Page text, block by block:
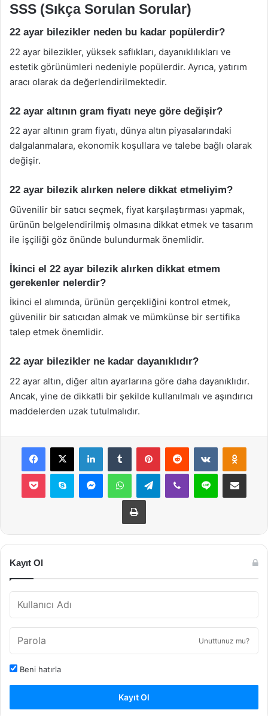
SSS (Sıkça Sorulan Sorular)
22 ayar bilezikler neden bu kadar popülerdir?
22 ayar bilezikler, yüksek saflıkları, dayanıklılıkları ve
estetik görünümleri nedeniyle popülerdir. Ayrıca, yatırım
aracı olarak da değerlendirilmektedir.
22 ayar altının gram fiyatı neye göre değişir?
22 ayar altının gram fiyatı, dünya altın piyasalarındaki
dalgalanmalara, ekonomik koşullara ve talebe bağlı olarak
değişir.
22 ayar bilezik alırken nelere dikkat etmeliyim?
Güvenilir bir satıcı seçmek, fiyat karşılaştırması yapmak,
ürünün belgelendirilmiş olmasına dikkat etmek ve tasarım
ile işçiliği göz önünde bulundurmak önemlidir.
İkinci el 22 ayar bilezik alırken dikkat etmem
gerekenler nelerdir?
İkinci el alımında, ürünün gerçekliğini kontrol etmek,
güvenilir bir satıcıdan almak ve mümkünse bir sertifika
talep etmek önemlidir.
22 ayar bilezikler ne kadar dayanıklıdır?
22 ayar altın, diğer altın ayarlarına göre daha dayanıklıdır.
Ancak, yine de dikkatli bir şekilde kullanılmalı ve aşındırıcı
maddelerden uzak tutulmalıdır.
Facebook
X LinkedInTumblr PinterestReddit VKontakte
Pocket Skype MessengerWhatsAppTelegramViber Line E-Posta ile
Yazdır
Kayıt Ol
Unuttunuz mu?
Beni hatırla
Kayıt Ol